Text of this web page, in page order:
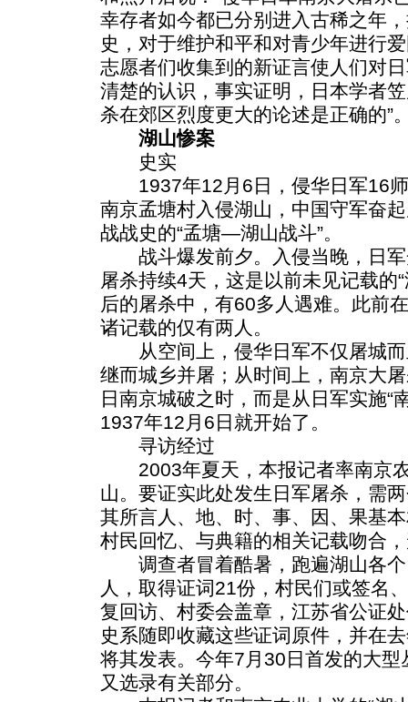
幸存者如今都已分别进入古稀之年
史，对于维护和平和对青少年进行
志愿者们收集到的新证言使人们对
清楚的认识，事实证明，日本学者
杀在郊区烈度更大的论述是正确的”
湖山惨案
史实
1937年12月6日，侵华日军16师
南京孟塘村入侵湖山，中国守军奋
战战史的“孟塘—湖山战斗”。
战斗爆发前夕。入侵当晚，日军
屠杀持续4天，这是以前未见记载的
后的屠杀中，有60多人遇难。此前
诸记载的仅有两人。
从空间上，侵华日军不仅屠城而
继而城乡并屠；从时间上，南京大
日南京城破之时，而是从日军实施“
1937年12月6日就开始了。
寻访经过
2003年夏天，本报记者率南京
山。要证实此处发生日军屠杀，需
其所言人、地、时、事、因、果基
村民回忆、与典籍的相关记载吻合
调查者冒着酷暑，跑遍湖山各个
人，取得证词21份，村民们或签名
复回访、村委会盖章，江苏省公证
史系随即收藏这些证词原件，并在
将其发表。今年7月30日首发的大
又选录有关部分。